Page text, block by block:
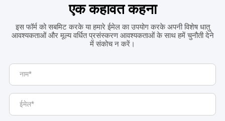
एक कहावत कहना
इस फॉर्म को सबमिट करके या हमारे ईमेल का उपयोग करके अपनी विशेष धातु
आवश्यकताओं और मूल्य वर्धित प्रसंस्करण आवश्यकताओं के साथ हमें चुनौती देने
में संकोच न करें।